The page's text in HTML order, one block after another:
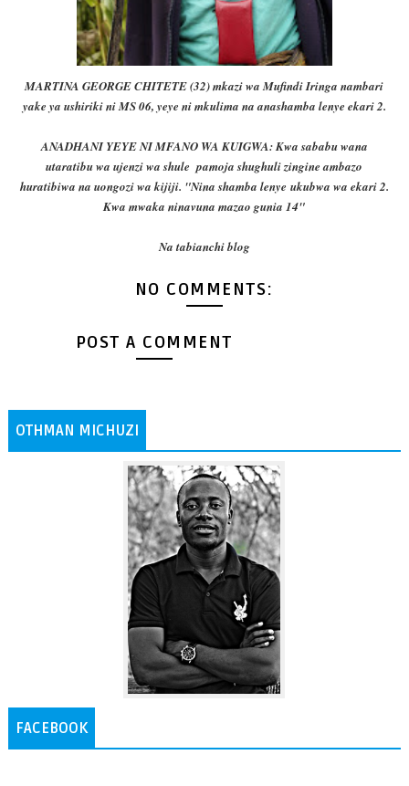
MARTINA GEORGE CHITETE (32) mkazi wa Mufindi Iringa nambari
yake ya ushiriki ni MS 06, yeye ni mkulima na anashamba lenye ekari 2.
ANADHANI YEYE NI MFANO WA KUIGWA: Kwa sababu wana
utaratibu wa ujenzi wa shule pamoja shughuli zingine ambazo
huratibiwa na uongozi wa kijiji. "Nina shamba lenye ukubwa wa ekari 2.
Kwa mwaka ninavuna mazao gunia 14"
Na tabianchi blog
NO COMMENTS:
POST A COMMENT
OTHMAN MICHUZI
FACEBOOK